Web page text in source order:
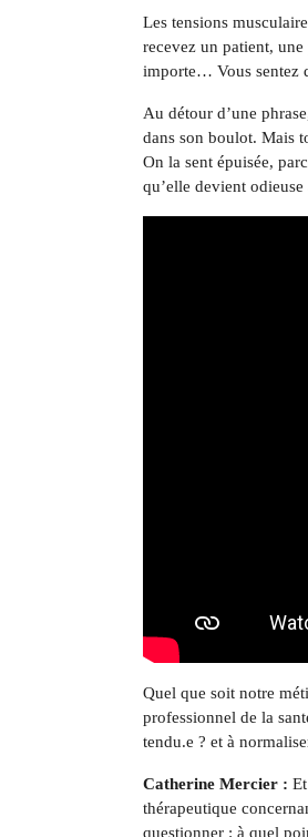
Les tensions
recevez un patient,
importe… Vous sentez
Au détour d’une
dans son boulot. Mais
On la sent épuisée,
qu’elle devient
Quel que soit notre
professionnel de la
tendu.e ? et à
Catherine Mercier :
thérapeutique
questionner : à quel